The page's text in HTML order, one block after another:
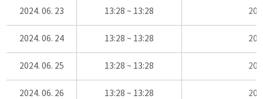
2024. 06. 23 13:28 ~ 13:28
2024. 06. 24 13:28 ~ 13:28
2024. 06. 25 13:28 ~ 13:28
2024. 06. 26 13:28 ~ 13:28